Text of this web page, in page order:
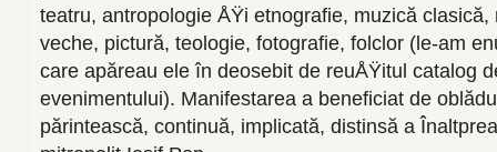
teatru, antropologie ÅŸi etnografie, muzică
veche, pictură, teologie, fotografie, folclor (le-am
care apăreau ele în deosebit de reuÅŸitul catalog
evenimentului). Manifestarea a beneficiat de
părintească, continuă, implicată, distinsă a